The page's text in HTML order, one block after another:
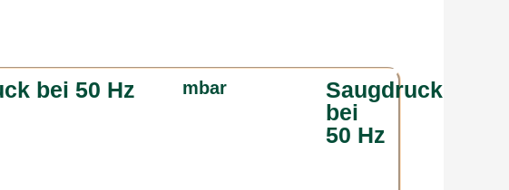
bei 50 Hz mbar
Saugdruck
bei
50 Hz